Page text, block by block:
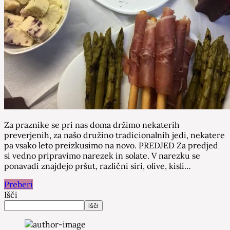
Za praznike se pri nas doma držimo nekaterih
preverjenih, za našo družino tradicionalnih jedi, nekatere
pa vsako leto preizkusimo na novo. PREDJED Za predjed
si vedno pripravimo narezek in solate. V narezku se
ponavadi znajdejo pršut, različni siri, olive, kisli…
Preberi
Išči
Išči